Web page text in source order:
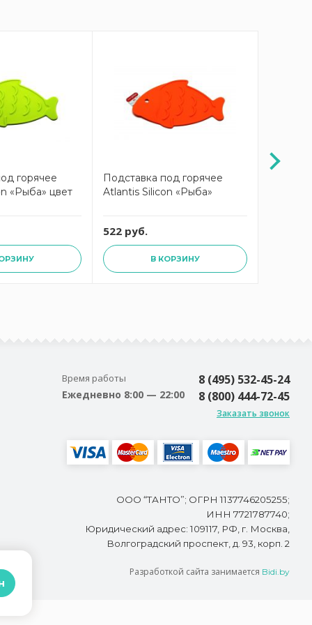
горячее
«Рыба» цвет
Подставка под горячее
Atlantis Silicon «Рыба»
522 руб.
В КОРЗИНУ
Время работы
Ежедневно 8:00 — 22:00
8 (495) 532-45-24
8 (800) 444-72-45
Заказать звонок
ООО “ТАНТО”; ОГРН 1137746205255;
ИНН 7721787740;
Юридический адрес: 109117, РФ, г. Москва,
Волгоградский проспект, д. 93, корп. 2
Разработкой сайта занимается Bidi.by